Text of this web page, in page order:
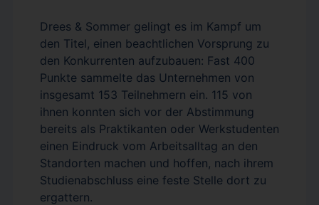
Drees & Sommer gelingt es im Kampf um
den Titel, einen beachtlichen Vorsprung zu
den Konkurrenten aufzubauen: Fast 400
Punkte sammelte das Unternehmen von
insgesamt 153 Teilnehmern ein. 115 von
ihnen konnten sich vor der Abstimmung
bereits als Praktikanten oder Werkstudenten
einen Eindruck vom Arbeitsalltag an den
Standorten machen und hoffen, nach ihrem
Studienabschluss eine feste Stelle dort zu
ergattern.